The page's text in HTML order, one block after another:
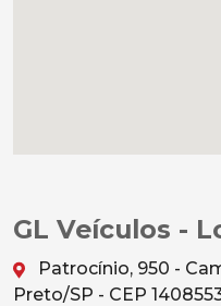
GL Veículos -
Patrocínio, 950 -
Preto/SP - CEP